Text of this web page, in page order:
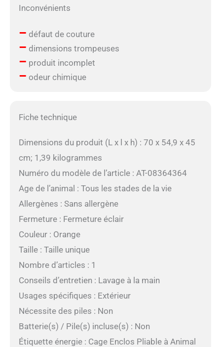
Inconvénients
– défaut de couture
– dimensions trompeuses
– produit incomplet
– odeur chimique
Fiche technique
Dimensions du produit (L x l x h) : 70 x 54,9 x 45
cm; 1,39 kilogrammes
Numéro du modèle de l’article : AT-08364364
Age de l’animal : Tous les stades de la vie
Allergènes : Sans allergène
Fermeture : Fermeture éclair
Couleur : Orange
Taille : Taille unique
Nombre d’articles : 1
Conseils d’entretien : Lavage à la main
Usages spécifiques : Extérieur
Nécessite des piles : Non
Batterie(s) / Pile(s) incluse(s) : Non
Étiquette énergie : Cage Enclos Pliable à Animal